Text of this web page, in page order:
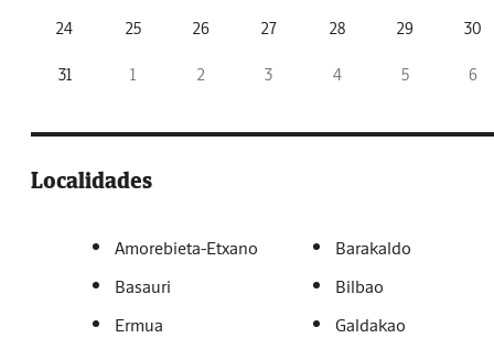
24 25 26 27 28 29 30
31 1 2 3 4 5 6
Localidades
Amorebieta-Etxano
Barakaldo
Basauri
Bilbao
Ermua
Galdakao